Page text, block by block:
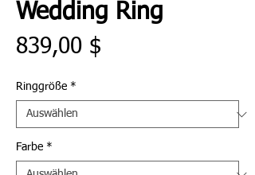
Wedding Ring
839,00 $
Ringgröße *
Farbe *